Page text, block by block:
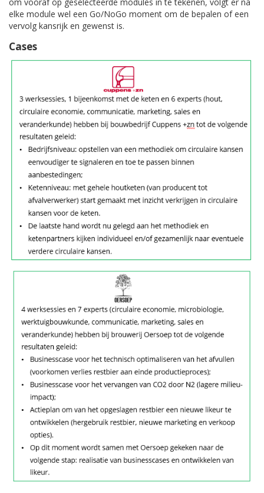
elke module wel een Go/NoGo moment om de bepalen of een
vervolg kansrijk en gewenst is.
Cases